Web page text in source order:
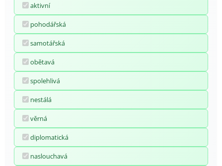
aktivní
pohodářská
samotářská
obětavá
spolehlivá
nestálá
věrná
diplomatická
naslouchavá